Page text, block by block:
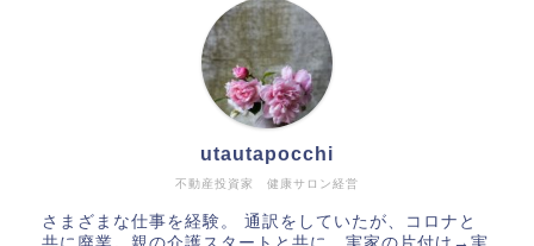
不動産投資家 健康サロン経営
utautapocchi
さまざまな仕事を経験。 通訳をしていたが、コロナと